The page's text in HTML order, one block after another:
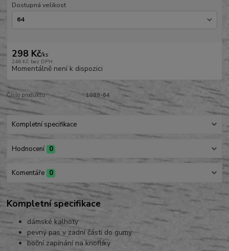
Dostupná velikost
298 Kč/ks
246 Kč bez DPH
Momentálně není k dispozici
Číslo produktu: 1089-64
Kompletní specifikace
Hodnocení 0
Komentáře 0
Kompletní specifikace
dámské kalhoty
pevný pas v zadní části do gumy
boční zapínání na knoflíky